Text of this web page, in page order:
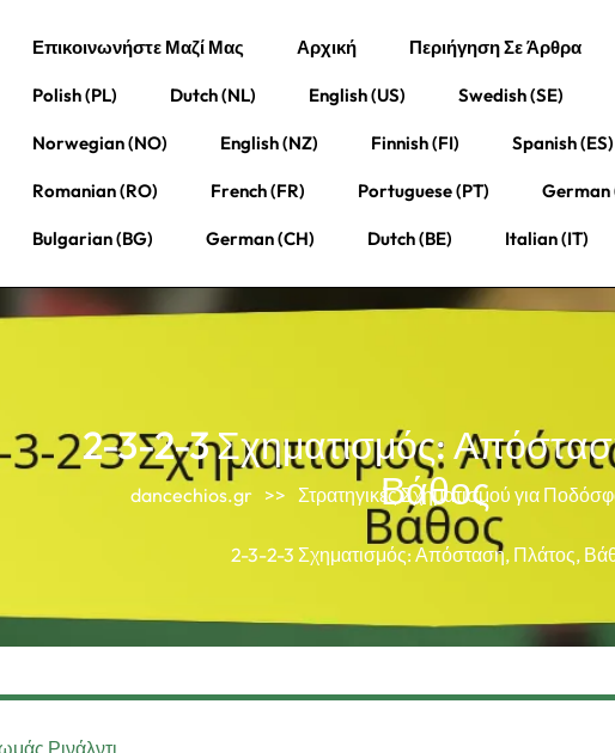
Επικοινωνήστε Μαζί Μας Αρχική Περιήγηση Σε Άρθρα
Polish (PL) Dutch (NL) English (US) Swedish (SE)
Norwegian (NO) English (NZ) Finnish (FI) Spanish (ES)
Romanian (RO) French (FR) Portuguese (PT) German
Bulgarian (BG) German (CH) Dutch (BE) Italian (IT)
2-3-2-3 Σχηματισμός:
Βάθος
dancechios.gr >> Στρατηγικές Σχηματισμού για
2-3-2-3 Σχηματισμός: Απόσταση, Πλάτος,
Ρινάλντι